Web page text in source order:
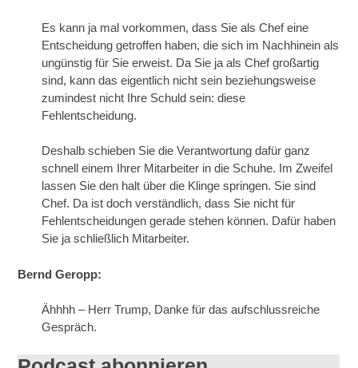
Es kann ja mal vorkommen, dass Sie als Chef eine
Entscheidung getroffen haben, die sich im Nachhinein als
ungünstig für Sie erweist. Da Sie ja als Chef großartig
sind, kann das eigentlich nicht sein beziehungsweise
zumindest nicht Ihre Schuld sein: diese
Fehlentscheidung.
Deshalb schieben Sie die Verantwortung dafür ganz
schnell einem Ihrer Mitarbeiter in die Schuhe. Im Zweifel
lassen Sie den halt über die Klinge springen. Sie sind
Chef. Da ist doch verständlich, dass Sie nicht für
Fehlentscheidungen gerade stehen können. Dafür haben
Sie ja schließlich Mitarbeiter.
Bernd Geropp:
Ähhhh – Herr Trump, Danke für das aufschlussreiche
Gespräch.